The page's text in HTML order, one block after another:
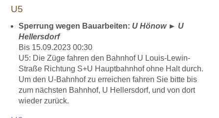
U5
Sperrung wegen Bauarbeiten: U Hönow ► U
Hellersdorf
Bis 15.09.2023 00:30
U5: Die Züge fahren den Bahnhof U Louis-Lewin-
Straße Richtung S+U Hauptbahnhof ohne Halt durch.
Um den U-Bahnhof zu erreichen fahren Sie bitte bis
zum nächsten Bahnhof, U Hellersdorf, und von dort
wieder zurück.